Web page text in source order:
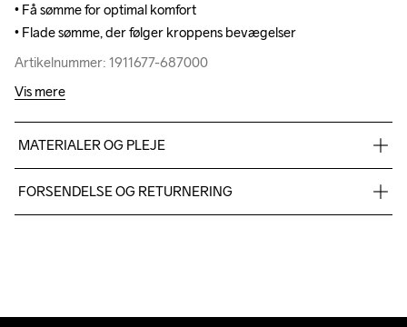
• Få sømme for optimal komfort
• Flade sømme, der følger kroppens bevægelser
Artikelnummer: 1911677-687000
• Få sømme for optimal komfort
• Flade sømme, der følger kroppens bevægelser
Artikelnummer: 1911677-687000
Vis mere
MATERIALER OG PLEJE
FORSENDELSE OG RETURNERING